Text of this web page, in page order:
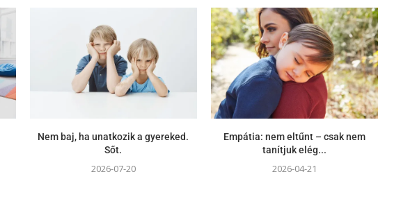
Nem baj, ha unatkozik a gyereked.
Sőt.
2026-07-20
Empátia: nem eltűnt – csak nem
tanítjuk elég...
2026-04-21